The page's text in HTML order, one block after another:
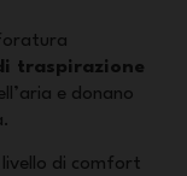
traspirazione
e donano
livello di comfort